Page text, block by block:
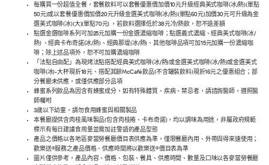
每購買一份超值全餐，套餐飲料可以套餐優惠價加價10元升級經典美式咖啡(冰/熱)(單點
50元)或以套餐優惠價加價20元升級金選美式咖啡(冰/熱)(單點60元)加價30元可升級為金
選美式咖啡(冰)(大)(單點70元) ，若飲料選擇低於38元冷/熱飲，恕不退差額
點選金選咖啡系列可加25元加購一份金選濃縮咖啡；點選義式濃縮、經典美式咖啡(冰/
熱) 、經典卡布奇諾(冰/熱)、經典那堤(冰/熱)、其他咖啡品項可加15元加購一份濃縮咖
啡；除上述品項外，恕不可加購濃縮咖啡
「法點自由配」為現烤法點搭配經典美式咖啡(冰/熱)或金選美式咖啡(冰/熱)或金選美式
咖啡(冰)-大杯現折18元、搭配其餘McCafé 飲品(不含罐裝飲料)現折16元之優惠組合；部
分餐廳未供應，或僅供應部分品項
蜂蜜系列飲品為因含有蜂蜜成分，如有特殊體質、疾病、禁忌者，請諮詢醫師，遵照醫
師囑咐
3歲以下幼童，請勿食用蜂蜜與相關製品
本餐廳提供含肉桂風味製品(包含肉桂捲、卡布奇諾)，均以調味為用途，非屬政府規範
標示有每日建議食用量並需加註警語的產品型態
產品之價格以各地區麥當勞餐廳價目表供應為準，僅限餐廳內用、外帶與得來速使用；
歡樂送®服務之產品價格、供應時間將以歡樂送®價目表為準
圖片僅供參考，產品內容、價格、包裝、餐具、供應時間、數量及口味以各麥當勞餐廳